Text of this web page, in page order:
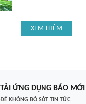
XEM THÊM
TẢI ỨNG DỤNG BÁO MỚI
ĐỂ KHÔNG BỎ SÓT TIN TỨC